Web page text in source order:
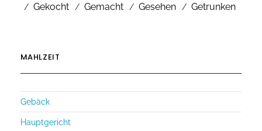
Gekocht
Gemacht Gesehen Getrunken
MAHLZEIT
Gebäck
Hauptgericht